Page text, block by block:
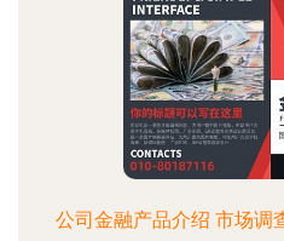
公司金融产品介绍 市场调